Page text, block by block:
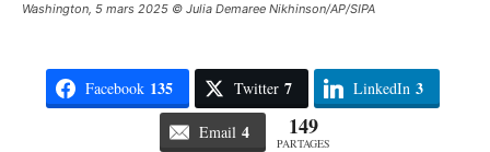
Washington, 5 mars 2025 © Julia Demaree Nikhinson/AP/SIPA
Facebook 135 Twitter 7 LinkedIn 3
Email 4 149
PARTAGES